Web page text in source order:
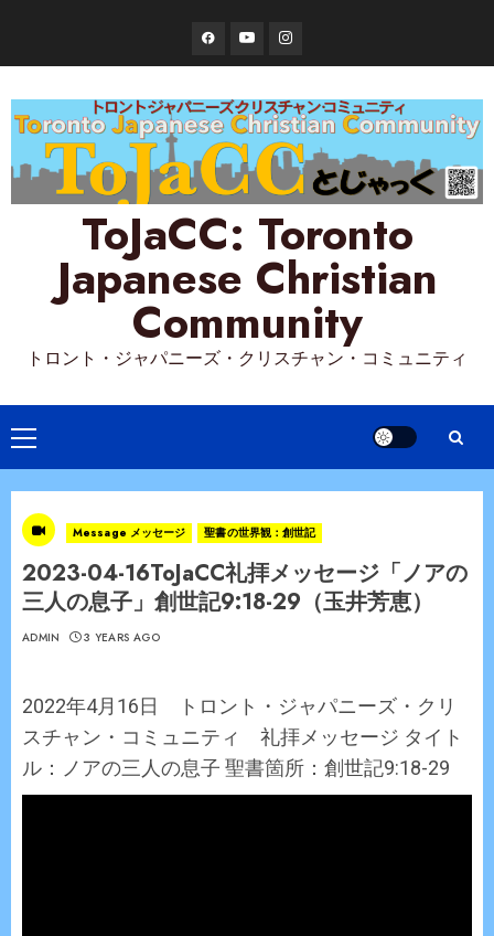
content
FacebookYouTubeInstagram
ToJaCC: Toronto
Japanese Christian
Community
トロント・ジャパニーズ・クリスチャン・コミュニティ
Primary
Menu
Message メッセージ 聖書の世界観：創世記
2023-04-16ToJaCC礼拝メッセージ「ノアの
三人の息子」創世記9:18-29（玉井芳恵）
ADMIN 3 YEARS AGO
2022年4月16日 トロント・ジャパニーズ・クリ
スチャン・コミュニティ 礼拝メッセージ タイト
ル：ノアの三人の息子 聖書箇所：創世記9:18-29